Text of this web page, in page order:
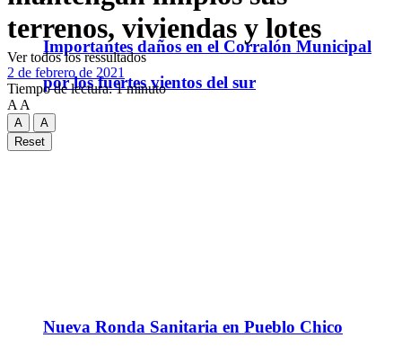
Importantes daños en el Corralón Municipal
por los fuertes vientos del sur
Nueva Ronda Sanitaria en Pueblo Chico
Ver todos los ressultados
terrenos, viviendas y lotes
2 de febrero de 2021
Tiempo de lectura: 1 minuto
A A
A
A
Reset